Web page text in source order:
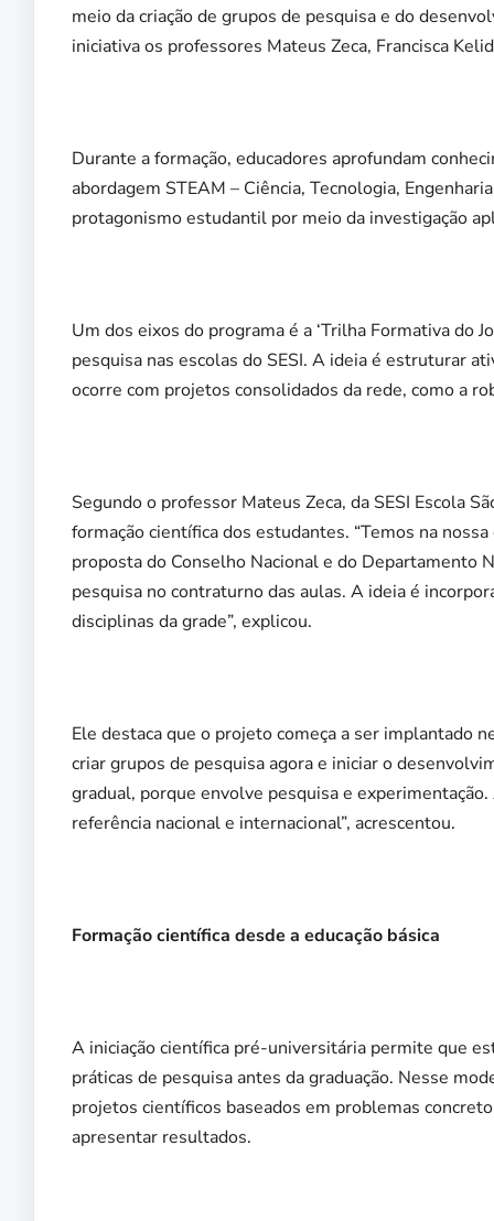
meio da criação de grupos de pesquisa e do
iniciativa os professores Mateus Zeca, Francisca
Durante a formação, educadores aprofundam
abordagem STEAM – Ciência, Tecnologia,
protagonismo estudantil por meio da investigação
Um dos eixos do programa é a ‘Trilha Formativa do
pesquisa nas escolas do SESI. A ideia é estruturar
ocorre com projetos consolidados da rede, como a
Segundo o professor Mateus Zeca, da SESI Escola
formação científica dos estudantes. “Temos na
proposta do Conselho Nacional e do Departamento
pesquisa no contraturno das aulas. A ideia é
disciplinas da grade”, explicou.
Ele destaca que o projeto começa a ser implantado
criar grupos de pesquisa agora e iniciar o
gradual, porque envolve pesquisa e
referência nacional e internacional”, acrescentou.
Formação científica desde a educação básica
A iniciação científica pré-universitária permite que
práticas de pesquisa antes da graduação. Nesse
projetos científicos baseados em problemas
apresentar resultados.